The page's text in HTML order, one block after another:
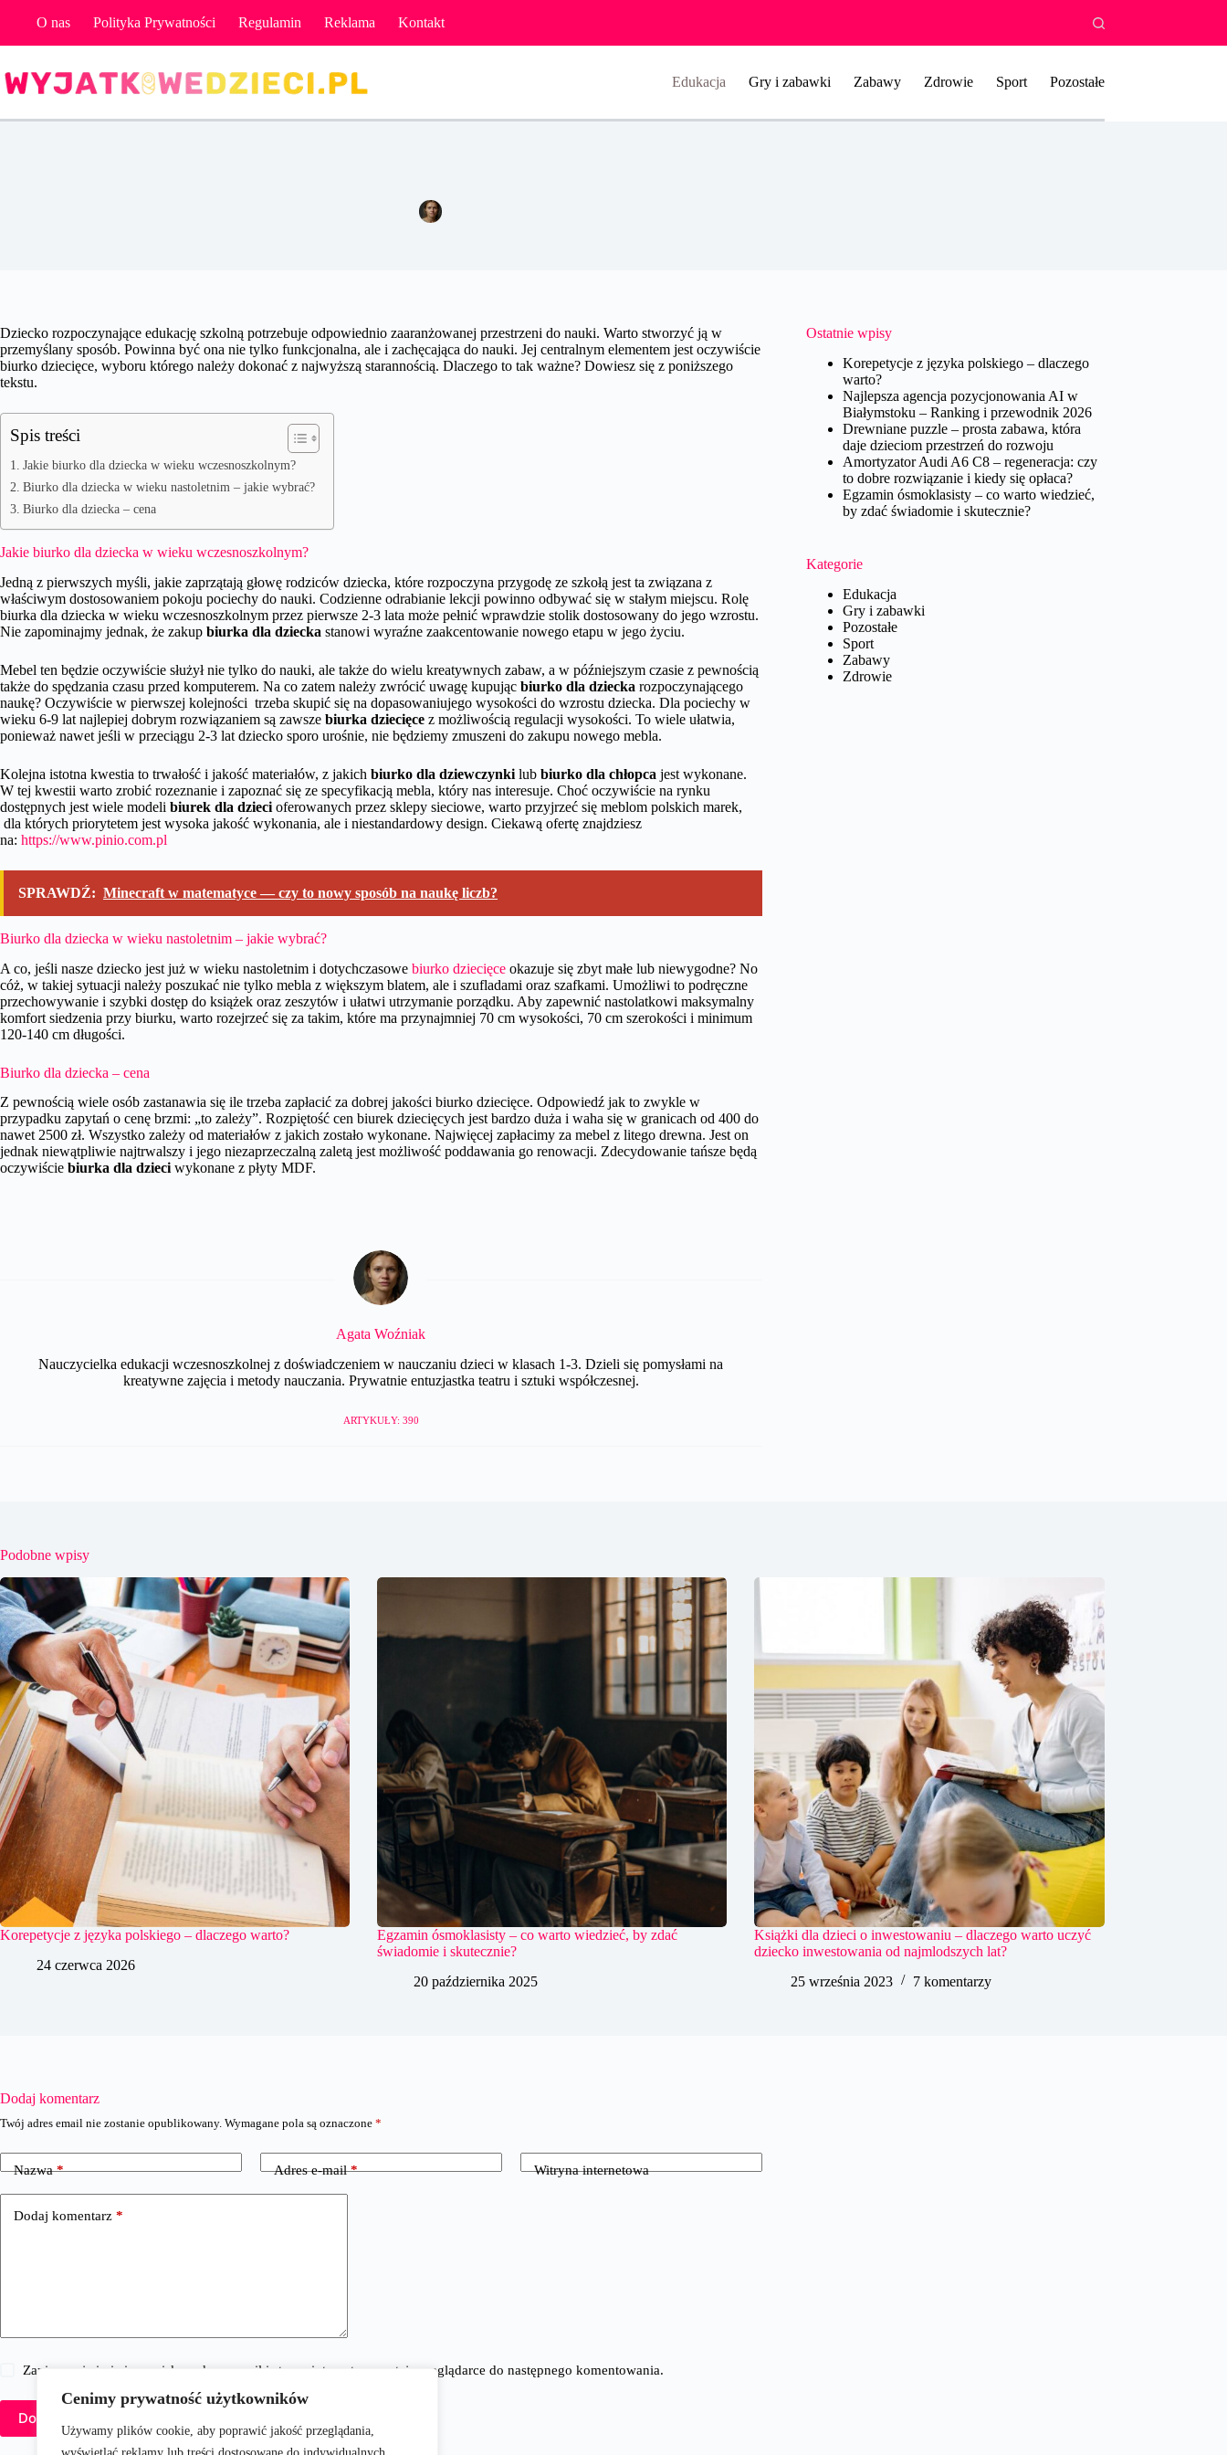
Cenimy prywatność użytkowników
Używamy plików cookie, aby poprawić jakość przeglądania,
O nas Polityka Prywatności Regulamin Reklama Kontakt
Edukacja Gry i zabawki Zabawy Zdrowie Sport Pozostałe
Dziecko rozpoczynające edukację szkolną potrzebuje odpowiednio zaaranżowanej przestrzeni do nauki. Warto stworzyć ją w
przemyślany sposób. Powinna być ona nie tylko funkcjonalna, ale i zachęcająca do nauki. Jej centralnym elementem jest oczywiście
biurko dziecięce, wyboru którego należy dokonać z najwyższą starannością. Dlaczego to tak ważne? Dowiesz się z poniższego
tekstu.
Spis treści
Jakie biurko dla dziecka w wieku wczesnoszkolnym?
Biurko dla dziecka w wieku nastoletnim – jakie wybrać?
Biurko dla dziecka – cena
Jakie biurko dla dziecka w wieku wczesnoszkolnym?
Jedną z pierwszych myśli, jakie zaprzątają głowę rodziców dziecka, które rozpoczyna przygodę ze szkołą jest ta związana z
właściwym dostosowaniem pokoju pociechy do nauki. Codzienne odrabianie lekcji powinno odbywać się w stałym miejscu. Rolę
biurka dla dziecka w wieku wczesnoszkolnym przez pierwsze 2-3 lata może pełnić wprawdzie stolik dostosowany do jego wzrostu.
Nie zapominajmy jednak, że zakup biurka dla dziecka stanowi wyraźne zaakcentowanie nowego etapu w jego życiu.
Mebel ten będzie oczywiście służył nie tylko do nauki, ale także do wielu kreatywnych zabaw, a w późniejszym czasie z pewnością
także do spędzania czasu przed komputerem. Na co zatem należy zwrócić uwagę kupując biurko dla dziecka rozpoczynającego
naukę? Oczywiście w pierwszej kolejności trzeba skupić się na dopasowaniujego wysokości do wzrostu dziecka. Dla pociechy w
wieku 6-9 lat najlepiej dobrym rozwiązaniem są zawsze biurka dziecięce z możliwością regulacji wysokości. To wiele ułatwia,
ponieważ nawet jeśli w przeciągu 2-3 lat dziecko sporo urośnie, nie będziemy zmuszeni do zakupu nowego mebla.
Kolejna istotna kwestia to trwałość i jakość materiałów, z jakich biurko dla dziewczynki lub biurko dla chłopca jest wykonane.
W tej kwestii warto zrobić rozeznanie i zapoznać się ze specyfikacją mebla, który nas interesuje. Choć oczywiście na rynku
dostępnych jest wiele modeli biurek dla dzieci oferowanych przez sklepy sieciowe, warto przyjrzeć się meblom polskich marek,
dla których priorytetem jest wysoka jakość wykonania, ale i niestandardowy design. Ciekawą ofertę znajdziesz
na: https://www.pinio.com.pl
SPRAWDŹ: Minecraft w matematyce — czy to nowy sposób na naukę liczb?
Biurko dla dziecka w wieku nastoletnim – jakie wybrać?
A co, jeśli nasze dziecko jest już w wieku nastoletnim i dotychczasowe biurko dziecięce okazuje się zbyt małe lub niewygodne? No
cóż, w takiej sytuacji należy poszukać nie tylko mebla z większym blatem, ale i szufladami oraz szafkami. Umożliwi to podręczne
przechowywanie i szybki dostęp do książek oraz zeszytów i ułatwi utrzymanie porządku. Aby zapewnić nastolatkowi maksymalny
komfort siedzenia przy biurku, warto rozejrzeć się za takim, które ma przynajmniej 70 cm wysokości, 70 cm szerokości i minimum
120-140 cm długości.
Biurko dla dziecka – cena
Z pewnością wiele osób zastanawia się ile trzeba zapłacić za dobrej jakości biurko dziecięce. Odpowiedź jak to zwykle w
przypadku zapytań o cenę brzmi: „to zależy”. Rozpiętość cen biurek dziecięcych jest bardzo duża i waha się w granicach od 400 do
nawet 2500 zł. Wszystko zależy od materiałów z jakich zostało wykonane. Najwięcej zapłacimy za mebel z litego drewna. Jest on
jednak niewątpliwie najtrwalszy i jego niezaprzeczalną zaletą jest możliwość poddawania go renowacji. Zdecydowanie tańsze będą
oczywiście biurka dla dzieci wykonane z płyty MDF.
Agata Woźniak
Nauczycielka edukacji wczesnoszkolnej z doświadczeniem w nauczaniu dzieci w klasach 1-3. Dzieli się pomysłami na
kreatywne zajęcia i metody nauczania. Prywatnie entuzjastka teatru i sztuki współczesnej.
ARTYKUŁY: 390
Ostatnie wpisy
Korepetycje z języka polskiego – dlaczego
warto?
Najlepsza agencja pozycjonowania AI w
Białymstoku – Ranking i przewodnik 2026
Drewniane puzzle – prosta zabawa, która
daje dzieciom przestrzeń do rozwoju
Amortyzator Audi A6 C8 – regeneracja: czy
to dobre rozwiązanie i kiedy się opłaca?
Egzamin ósmoklasisty – co warto wiedzieć,
by zdać świadomie i skutecznie?
Kategorie
Edukacja
Gry i zabawki
Pozostałe
Sport
Zabawy
Zdrowie
Podobne wpisy
Korepetycje z języka polskiego – dlaczego warto?
24 czerwca 2026
Egzamin ósmoklasisty – co warto wiedzieć, by zdać
świadomie i skutecznie?
20 października 2025
Książki dla dzieci o inwestowaniu – dlaczego warto uczyć
dziecko inwestowania od najmlodszych lat?
25 września 2023
7 komentarzy
Dodaj komentarz
Twój adres email nie zostanie opublikowany. Wymagane pola są oznaczone *
Nazwa* Adres e-mail* Witryna internetowa
Dodaj komentarz *
Zapisz moje imię i nazwisko, adres e-mail i stronę internetową w tej przeglądarce do następnego komentowania.
Dodaj komentarz